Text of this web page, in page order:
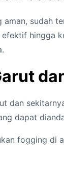
aman, sudah
hingga
dan
dapat
fogging di